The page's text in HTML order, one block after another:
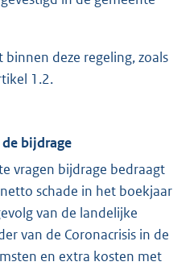
binnen deze regeling, zoals
1.2.
bijdrage
vragen bijdrage bedraagt
schade in het boekjaar
van de landelijke
van de Coronacrisis in de
en extra kosten met